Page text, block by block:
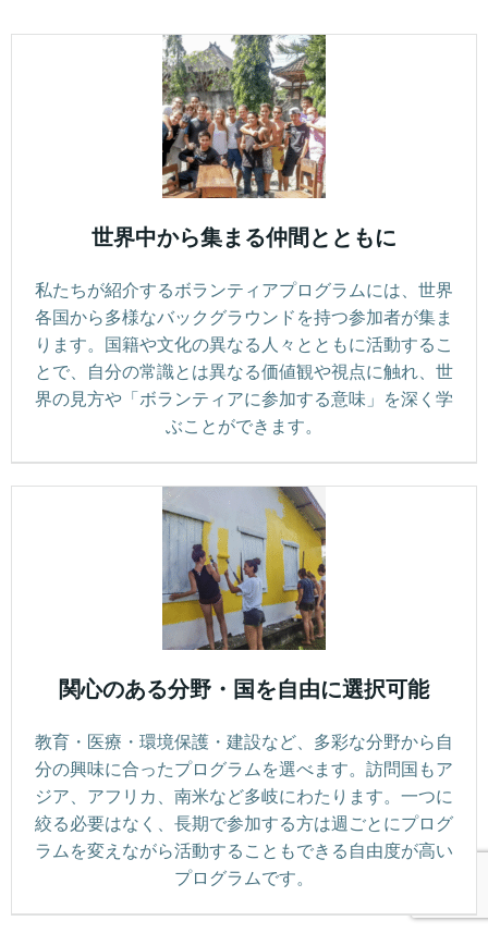
世界中から集まる仲間とともに
私たちが紹介するボランティアプログラムには、世界
各国から多様なバックグラウンドを持つ参加者が集ま
ります。国籍や文化の異なる人々とともに活動するこ
とで、自分の常識とは異なる価値観や視点に触れ、世
界の見方や「ボランティアに参加する意味」を深く学
ぶことができます。
関心のある分野・国を自由に選択可能
教育・医療・環境保護・建設など、多彩な分野から自
分の興味に合ったプログラムを選べます。訪問国もア
ジア、アフリカ、南米など多岐にわたります。一つに
絞る必要はなく、長期で参加する方は週ごとにプログ
ラムを変えながら活動することもできる自由度が高い
プログラムです。